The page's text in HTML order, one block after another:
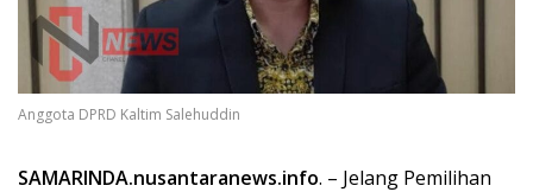
Anggota DPRD Kaltim Salehuddin
SAMARINDA.nusantaranews.info. – Jelang Pemilihan